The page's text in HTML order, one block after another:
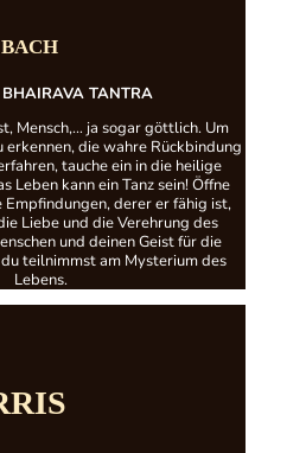
TANTRA
Mensch,… ja sogar göttlich. Um
erkennen, die wahre Rückbindung
tauche ein in die heilige
Leben kann ein Tanz sein! Öffne
derer er fähig ist,
Liebe und die Verehrung des
und deinen Geist für die
teilnimmst am Mysterium des
Lebens.